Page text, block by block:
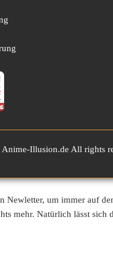
Illusion.de All rights
Newletter, um immer auf
mehr. Natürlich lässt sich